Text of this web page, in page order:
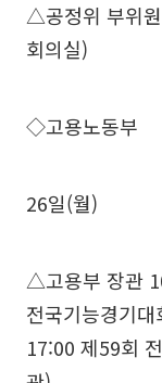
△공정위 부위
회의실)
◇고용노동부
26일(월)
△고용부 장관
전국기능경기
17:00 제59회